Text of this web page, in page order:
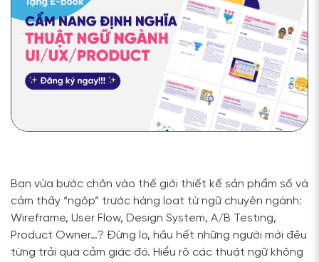
Bạn vừa bước chân vào thế giới thiết kế sản phẩm số và
cảm thấy “ngộp” trước hàng loạt từ ngữ chuyên ngành:
Wireframe, User Flow, Design System, A/B Testing,
Product Owner…? Đừng lo, hầu hết những người mới đều
từng trải qua cảm giác đó. Hiểu rõ các thuật ngữ không